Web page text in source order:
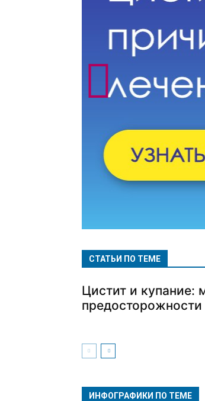
СТАТЬИ ПО ТЕМЕ
Цистит и купание:
предосторожности
ИНФОГРАФИКИ ПО ТЕМЕ